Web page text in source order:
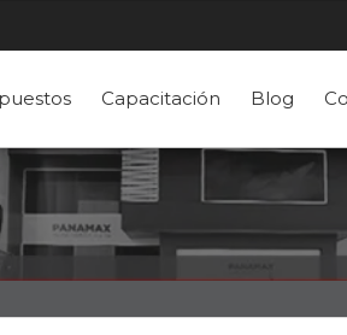
Capacitación Blog